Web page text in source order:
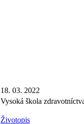
18. 03. 2022
Vysoká škola
Životopis